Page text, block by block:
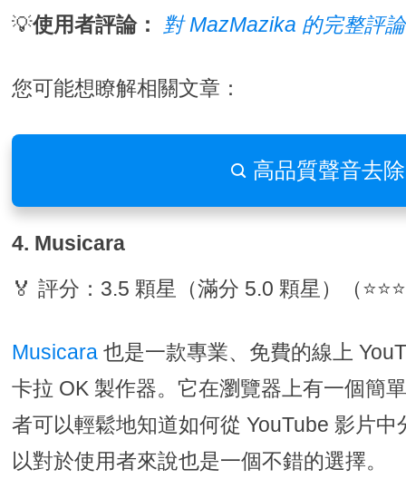
💡使用者評論： 對 MazMazika 的完整評論
您可能想瞭解相關文章：
 高品質聲音去
4. Musicara
🏅 評分：3.5 顆星（滿分 5.0 顆星）（
Musicara 也是一款專業、免費的線上
卡拉 OK 製作器。它在瀏覽器上有一個簡
者可以輕鬆地知道如何從 YouTube 影片
以對於使用者來說也是一個不錯的選擇。